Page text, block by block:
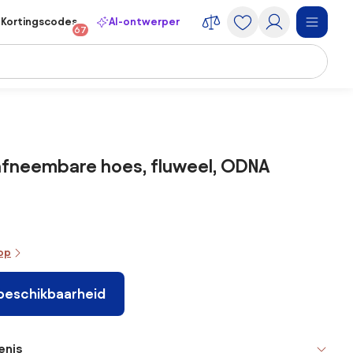
Kortingscodes
67
AI-ontwerper
hoes, fluweel, ODNA